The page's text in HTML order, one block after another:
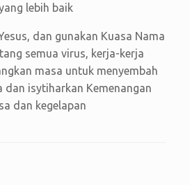
lebih baik
dan gunakan Kuasa Nama
semua virus, kerja-kerja
masa untuk menyembah
dan isytiharkan Kemenangan
dan kegelapan